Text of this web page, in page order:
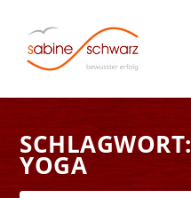
SCHLAGWORT:
YOGA